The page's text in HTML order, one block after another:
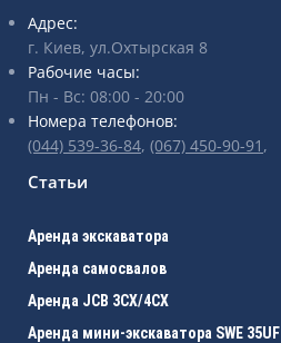
Адрес:
г. Киев, ул.Охтырская 8
Рабочие часы:
Пн - Вс: 08:00 - 20:00
Номера телефонов:
(044) 539-36-84, (067) ‎450-90-91 ,
Статьи
Аренда экскаватора
Аренда самосвалов
Аренда JCB 3CХ/4CX
Аренда мини-экскаватора SWE 35UF